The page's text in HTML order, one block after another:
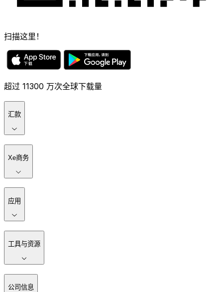
扫描这里！
超过 11300 万次全球下载量
汇款
Xe商务
应用
工具与资源
公司信息